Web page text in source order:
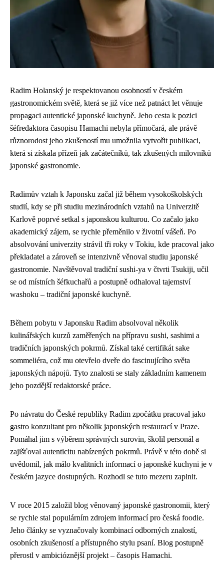
Radim Holanský je respektovanou osobností v českém
gastronomickém světě, která se již více než patnáct let věnuje
propagaci autentické japonské kuchyně. Jeho cesta k pozici
šéfredaktora časopisu Hamachi nebyla přímočará, ale právě
různorodost jeho zkušeností mu umožnila vytvořit publikaci,
která si získala přízeň jak začátečníků, tak zkušených milovníků
japonské gastronomie.
Radimův vztah k Japonsku začal již během vysokoškolských
studií, kdy se při studiu mezinárodních vztahů na Univerzitě
Karlově poprvé setkal s japonskou kulturou. Co začalo jako
akademický zájem, se rychle přeměnilo v životní vášeň. Po
absolvování univerzity strávil tři roky v Tokiu, kde pracoval jako
překladatel a zároveň se intenzivně věnoval studiu japonské
gastronomie. Navštěvoval tradiční sushi-ya v čtvrti Tsukiji, učil
se od místních šéfkuchařů a postupně odhaloval tajemství
washoku – tradiční japonské kuchyně.
Během pobytu v Japonsku Radim absolvoval několik
kulinářských kurzů zaměřených na přípravu sushi, sashimi a
tradičních japonských pokrmů. Získal také certifikát sake
sommeliéra, což mu otevřelo dveře do fascinujícího světa
japonských nápojů. Tyto znalosti se staly základním kamenem
jeho pozdější redaktorské práce.
Po návratu do České republiky Radim zpočátku pracoval jako
gastro konzultant pro několik japonských restaurací v Praze.
Pomáhal jim s výběrem správných surovin, školil personál a
zajišťoval autenticitu nabízených pokrmů. Právě v této době si
uvědomil, jak málo kvalitních informací o japonské kuchyni je v
českém jazyce dostupných. Rozhodl se tuto mezeru zaplnit.
V roce 2015 založil blog věnovaný japonské gastronomii, který
se rychle stal populárním zdrojem informací pro česká foodie.
Jeho články se vyznačovaly kombinací odborných znalostí,
osobních zkušeností a přístupného stylu psaní. Blog postupně
přerostl v ambicióznější projekt – časopis Hamachi.